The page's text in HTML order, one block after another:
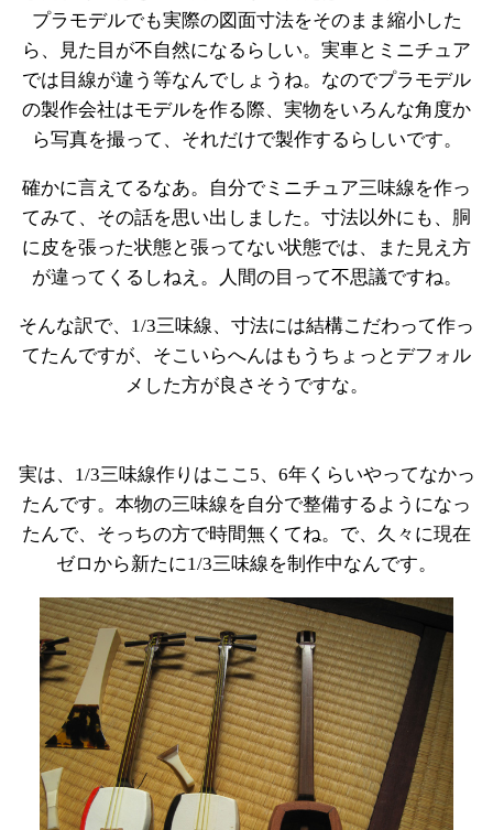
プラモデルでも実際の図面寸法をそのまま縮小した
ら、見た目が不自然になるらしい。実車とミニチュア
では目線が違う等なんでしょうね。なのでプラモデル
の製作会社はモデルを作る際、実物をいろんな角度か
ら写真を撮って、それだけで製作するらしいです。
確かに言えてるなあ。自分でミニチュア三味線を作っ
てみて、その話を思い出しました。寸法以外にも、胴
に皮を張った状態と張ってない状態では、また見え方
が違ってくるしねえ。人間の目って不思議ですね。
そんな訳で、1/3三味線、寸法には結構こだわって作っ
てたんですが、そこいらへんはもうちょっとデフォル
メした方が良さそうですな。
実は、1/3三味線作りはここ5、6年くらいやってなかっ
たんです。本物の三味線を自分で整備するようになっ
たんで、そっちの方で時間無くてね。で、久々に現在
ゼロから新たに1/3三味線を制作中なんです。